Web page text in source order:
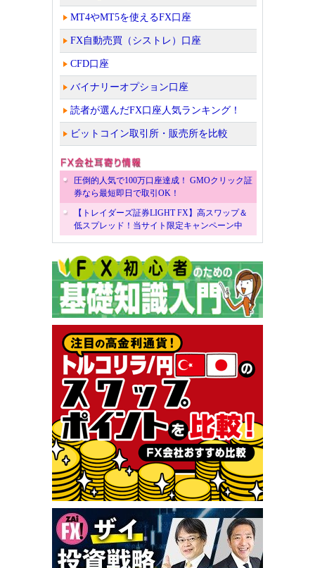
MT4やMT5を使えるFX口座
FX自動売買（シストレ）口座
CFD口座
バイナリーオプション口座
読者が選んだFX口座人気ランキング！
ビットコイン取引所・販売所を比較
圧倒的人気で100万口座達成！ GMOクリック証
券なら最短即日で取引OK！
【トレイダーズ証券LIGHT FX】高スワップ＆
低スプレッド！当サイト限定キャンペーン中